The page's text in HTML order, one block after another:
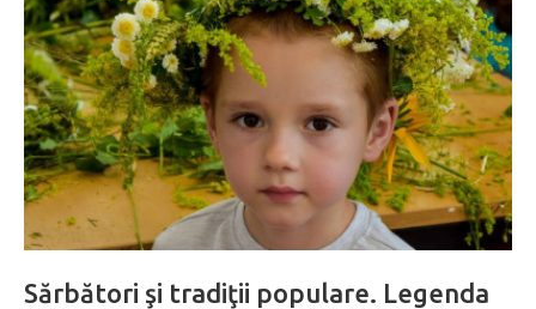
Sărbători şi tradiţii populare. Legenda